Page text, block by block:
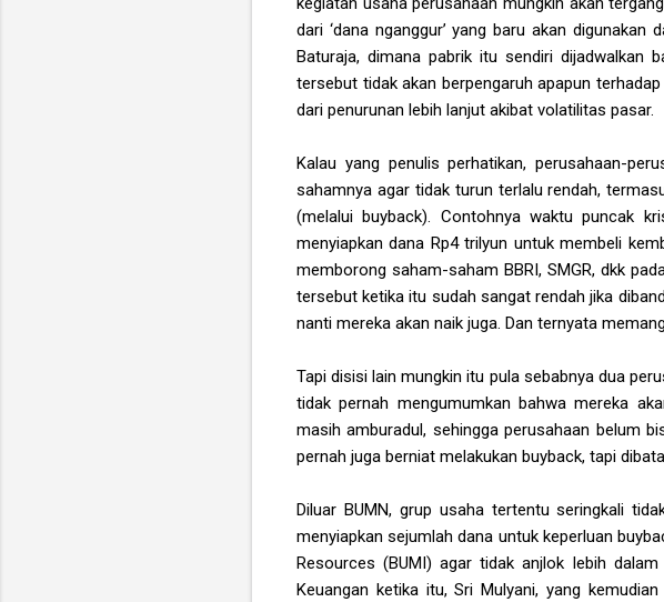
dari ‘dana nganggur’ yang baru akan
Baturaja, dimana pabrik itu sendiri dijadwalkan
tersebut tidak akan berpengaruh apapun
dari penurunan lebih lanjut akibat volatilitas pasar.
Kalau yang penulis perhatikan, perusahaan-
sahamnya agar tidak turun terlalu rendah,
(melalui buyback). Contohnya waktu puncak
menyiapkan dana Rp4 trilyun untuk membeli
memborong saham-saham BBRI, SMGR, dkk
tersebut ketika itu sudah sangat rendah jika
nanti mereka akan naik juga. Dan ternyata
Tapi disisi lain mungkin itu pula sebabnya dua
tidak pernah mengumumkan bahwa mereka
masih amburadul, sehingga perusahaan belum
pernah juga berniat melakukan buyback, tapi
Diluar BUMN, grup usaha tertentu seringkali
menyiapkan sejumlah dana untuk keperluan
Resources (BUMI) agar tidak anjlok lebih
Keuangan ketika itu, Sri Mulyani, yang